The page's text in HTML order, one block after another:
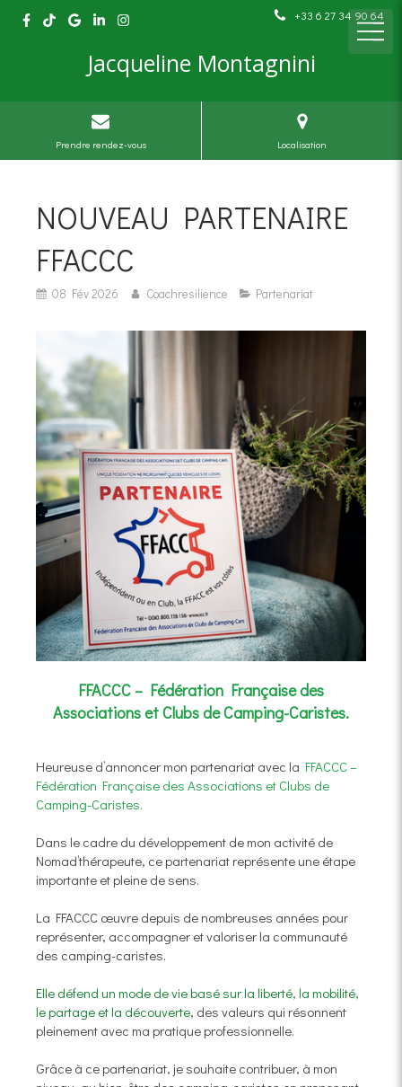
+33 6 27 34 90 64
Jacqueline Montagnini
Prendre rendez-vous Localisation
NOUVEAU PARTENAIRE
FFACCC
08 Fév 2026 Coachresilience Partenariat
FFACCC – Fédération Française des
Associations et Clubs de Camping-Caristes.
Heureuse d’annoncer mon partenariat avec la FFACCC –
Fédération Française des Associations et Clubs de
Camping-Caristes.
Dans le cadre du développement de mon activité de
Nomad’thérapeute, ce partenariat représente une étape
importante et pleine de sens.
La FFACCC œuvre depuis de nombreuses années pour
représenter, accompagner et valoriser la communauté
des camping-caristes.
Elle défend un mode de vie basé sur la liberté, la mobilité,
le partage et la découverte, des valeurs qui résonnent
pleinement avec ma pratique professionnelle.
Grâce à ce partenariat, je souhaite contribuer, à mon